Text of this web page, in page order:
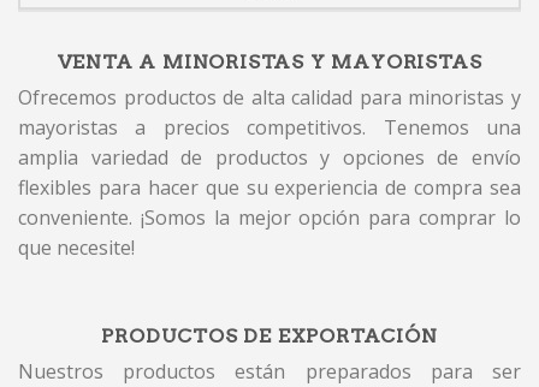
VENTA A MINORISTAS Y MAYORISTAS
Ofrecemos productos de alta calidad para minoristas y
mayoristas a precios competitivos. Tenemos una
amplia variedad de productos y opciones de envío
flexibles para hacer que su experiencia de compra sea
conveniente. ¡Somos la mejor opción para comprar lo
que necesite!
PRODUCTOS DE EXPORTACIÓN
Nuestros productos están preparados para ser